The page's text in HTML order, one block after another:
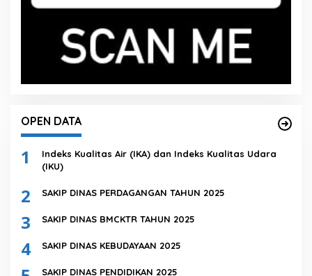
OPEN DATA
1
Indeks Kualitas Air (IKA) dan Indeks Kualitas Udara
(IKU)
2 SAKIP DINAS PERDAGANGAN TAHUN 2025
3 SAKIP DINAS BMCKTR TAHUN 2025
4 SAKIP DINAS KEBUDAYAAN 2025
SAKIP DINAS PENDIDIKAN 2025